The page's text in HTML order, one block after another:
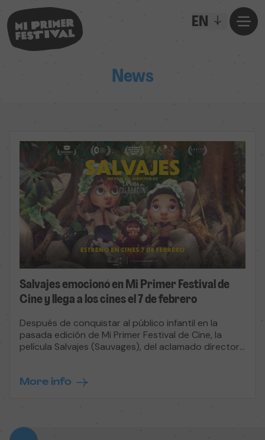
EN
News
Salvajes emocionó en Mi Primer Festival de
Cine y llega a los cines el 7 de febrero
Después de conquistar al público infantil en la
pasada edición de Mi Primer Festival de Cine, la
película Salvajes (Sauvages), del aclamado director
More info